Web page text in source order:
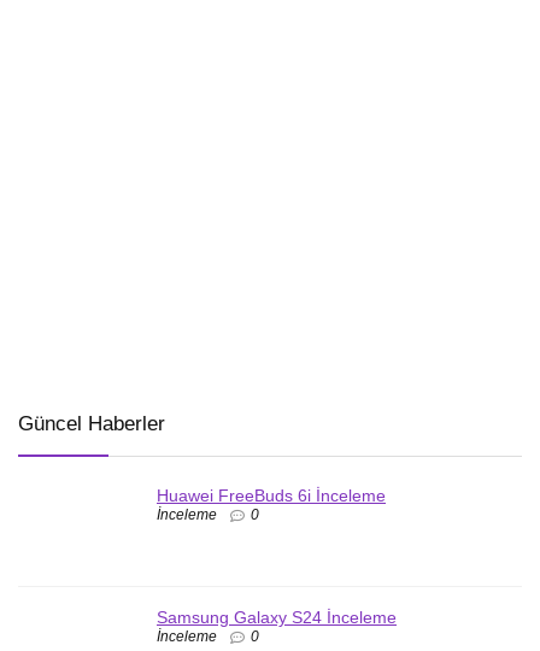
Güncel Haberler
Huawei FreeBuds 6i İnceleme
İnceleme 0
Samsung Galaxy S24 İnceleme
İnceleme 0